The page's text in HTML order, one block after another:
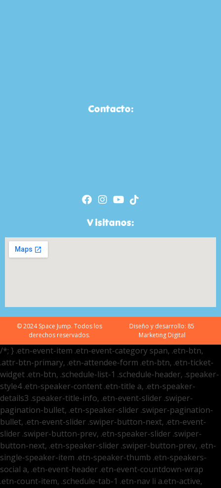
Contacto:
Visitanos:
© 2024 Space Jump. Todos los
derechos reservados.
Diseño y desarrollo: 85
Marketing Digital
/*; } .etn-event-item .etn-event-category span, .etn-btn,
.attr-btn-primary, .etn-attendee-form .etn-btn, .etn-ticket-
widget .etn-btn, .schedule-list-1 .schedule-header, .speaker-
style4 .etn-speaker-content .etn-title a, .etn-speaker-
details3 .speaker-title-info, .etn-event-slider .swiper-
pagination-bullet, .etn-speaker-slider .swiper-pagination-
bullet, .etn-event-slider .swiper-button-next, .etn-event-
slider .swiper-button-prev, .etn-speaker-slider .swiper-
button-next, .etn-speaker-slider .swiper-button-prev, .etn-
single-speaker-item .etn-speaker-thumb .etn-speakers-
social a, .etn-event-header .etn-event-countdown-wrap
.etn-count-item, .schedule-tab-1 .etn-nav li a.etn-active,